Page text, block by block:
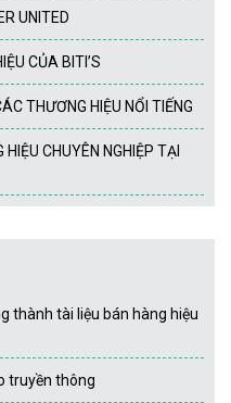
UNITED
CỦA BITI’S
THƯƠNG HIỆU NỔI TIẾNG
CHUYÊN NGHIỆP TẠI
thành tài liệu bán hàng hiệu
truyền thông